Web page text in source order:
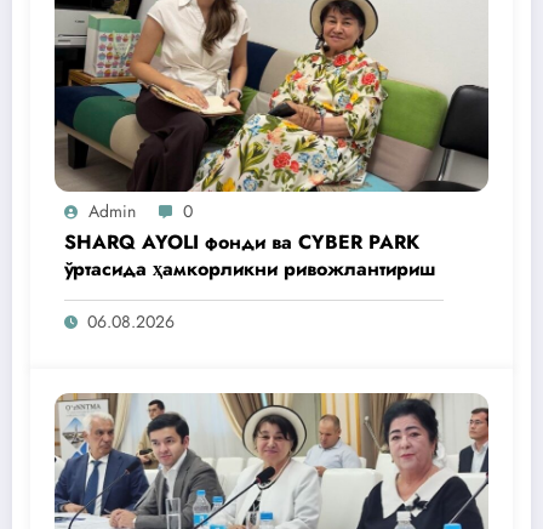
Admin 0
SHARQ AYOLI фонди ва CYBER PARK
ўртасида ҳамкорликни ривожлантириш
06.08.2026